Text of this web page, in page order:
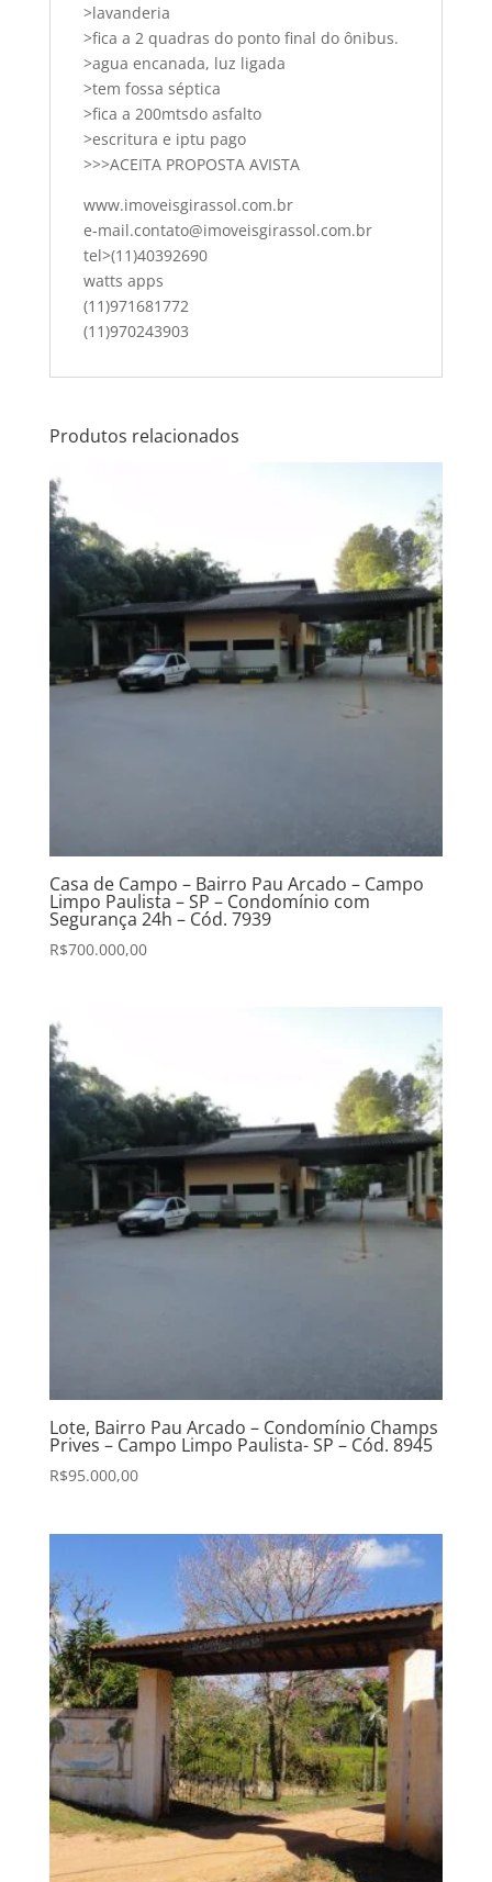
>lavanderia
>fica a 2 quadras do ponto final do ônibus.
>agua encanada, luz ligada
>tem fossa séptica
>fica a 200mtsdo asfalto
>escritura e iptu pago
>>>ACEITA PROPOSTA AVISTA
www.imoveisgirassol.com.br
e-mail.contato@imoveisgirassol.com.br
tel>(11)40392690
watts apps
(11)971681772
(11)970243903
Produtos relacionados
Casa de Campo – Bairro Pau Arcado – Campo
Limpo Paulista – SP – Condomínio com
Segurança 24h – Cód. 7939
R$700.000,00
Lote, Bairro Pau Arcado – Condomínio Champs
Prives – Campo Limpo Paulista- SP – Cód. 8945
R$95.000,00